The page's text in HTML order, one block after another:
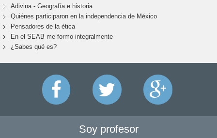
Adivina - Geografía e historia
Quiénes participaron en la independencia de México
Pensadores de la ética
En el SEAB me formo integralmente
¿Sabes qué es?
Soy profesor